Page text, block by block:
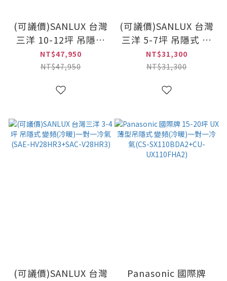
(可議價)SANLUX 台灣
三洋 10-12坪 吊隱式
變頻(冷暖)一對一冷氣
(SAE-HV86HR3+SAC-
NT$47,950
NT$47,950
(可議價)SANLUX 台灣
三洋 5-7坪 吊隱式 變
頻(冷暖)一對一冷氣
(SAE-HV41HR3+SAC-
NT$31,300
NT$31,300
(可議價)SANLUX 台灣
Panasonic 國際牌